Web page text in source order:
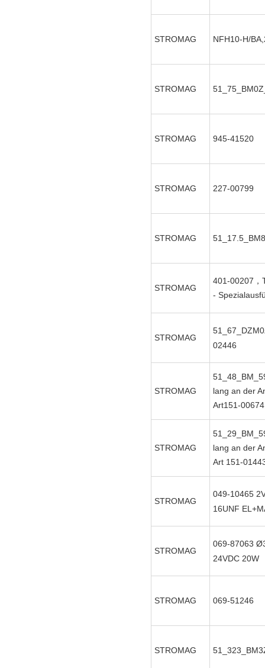
STROMAG NFH10-H/
STROMAG
STROMAG 945-41520
STROMAG 227-00799
STROMAG
STROMAG
401-00207，
-
STROMAG
02446
STROMAG
lang an der
Art151-00674
STROMAG
lang an der
Art 151-
STROMAG
049-10465
16UNF
STROMAG
069-87063
24VDC 20W
STROMAG 069-51246
STROMAG